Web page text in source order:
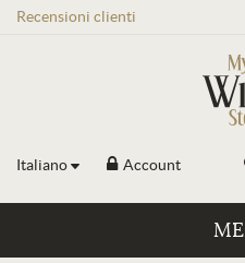
Recensioni clienti
Italiano Account